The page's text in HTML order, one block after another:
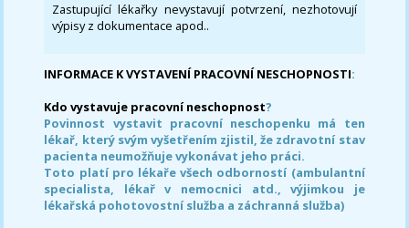
Zastupující lékařky nevystavují potvrzení, nezhotovují
výpisy z dokumentace apod..
INFORMACE K VYSTAVENÍ PRACOVNÍ NESCHOPNOSTI:
Kdo vystavuje pracovní neschopnost?
Povinnost vystavit pracovní neschopenku má ten
lékař, který svým vyšetřením zjistil, že zdravotní stav
pacienta neumožňuje vykonávat jeho práci.
Toto platí pro lékaře všech odborností (ambulantní
specialista, lékař v nemocnici atd., výjimkou je
lékařská pohotovostní služba a záchranná služba)